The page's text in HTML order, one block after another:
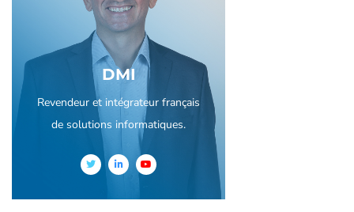
DMI
Revendeur et intégrateur français
de solutions informatiques.